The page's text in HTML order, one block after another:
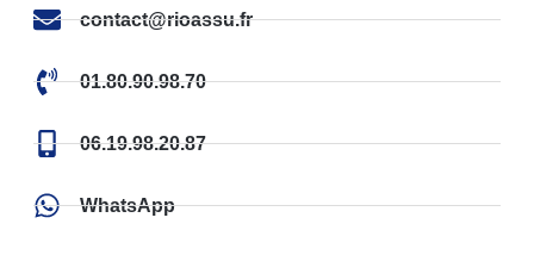
contact@rioassu.fr
01.80.90.98.70
06.19.98.20.87
WhatsApp